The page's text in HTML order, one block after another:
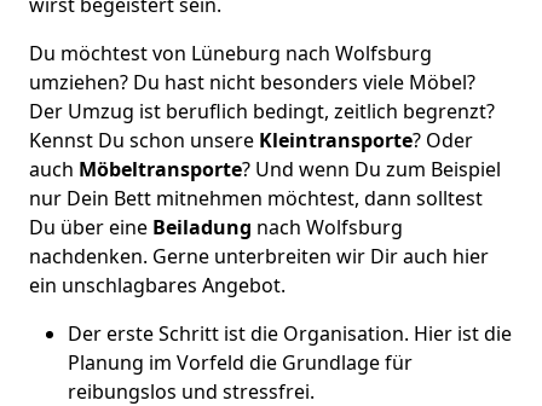
Du möchtest von Lüneburg nach Wolfsburg
umziehen? Du hast nicht besonders viele Möbel?
Der Umzug ist beruflich bedingt, zeitlich begrenzt?
Kennst Du schon unsere Kleintransporte? Oder
auch Möbeltransporte? Und wenn Du zum Beispiel
nur Dein Bett mitnehmen möchtest, dann solltest
Du über eine Beiladung nach Wolfsburg
nachdenken. Gerne unterbreiten wir Dir auch hier
ein unschlagbares Angebot.
Der erste Schritt ist die Organisation. Hier ist die
Planung im Vorfeld die Grundlage für
reibungslos und stressfrei.